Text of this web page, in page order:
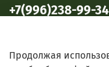
+7(996)238-99-34
Продолжая